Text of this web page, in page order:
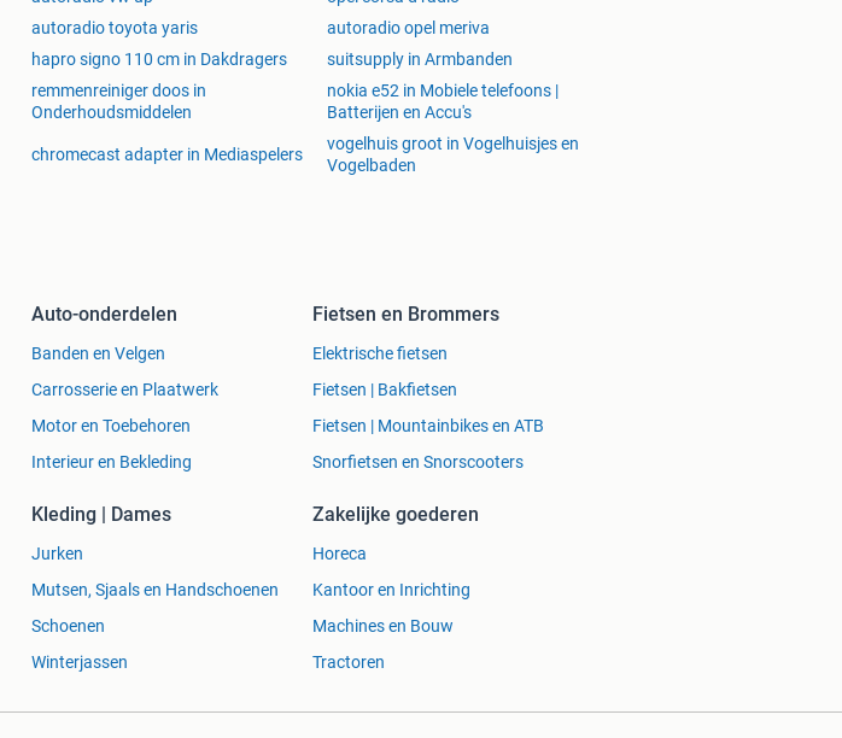
autoradio toyota yaris
autoradio opel meriva
hapro signo 110 cm in Dakdragers suitsupply in Armbanden
remmenreiniger doos in
Onderhoudsmiddelen
nokia e52 in Mobiele telefoons |
Batterijen en Accu's
chromecast adapter in Mediaspelers
vogelhuis groot in Vogelhuisjes en
Vogelbaden
Auto-onderdelen
Banden en Velgen
Carrosserie en Plaatwerk
Motor en Toebehoren
Interieur en Bekleding
Fietsen en Brommers
Elektrische fietsen
Fietsen | Bakfietsen
Fietsen | Mountainbikes en ATB
Snorfietsen en Snorscooters
Kleding | Dames
Jurken
Mutsen, Sjaals en Handschoenen
Schoenen
Winterjassen
Zakelijke goederen
Horeca
Kantoor en Inrichting
Machines en Bouw
Tractoren